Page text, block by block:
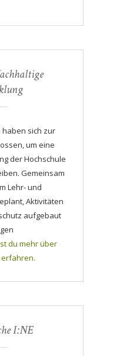
sich zur
um eine
der Hochschule
Gemeinsam
Lehr- und
Aktivitäten
aufgebaut
du mehr über
erfahren.
I:NE